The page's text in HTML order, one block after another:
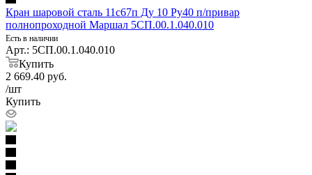
Кран шаровой сталь 11с67п Ду 10 Ру40 п/привар
полнопроходной Маршал 5СП.00.1.040.010
Есть в наличии
Арт.: 5СП.00.1.040.010
Купить
2 669.40 руб.
/шт
Купить